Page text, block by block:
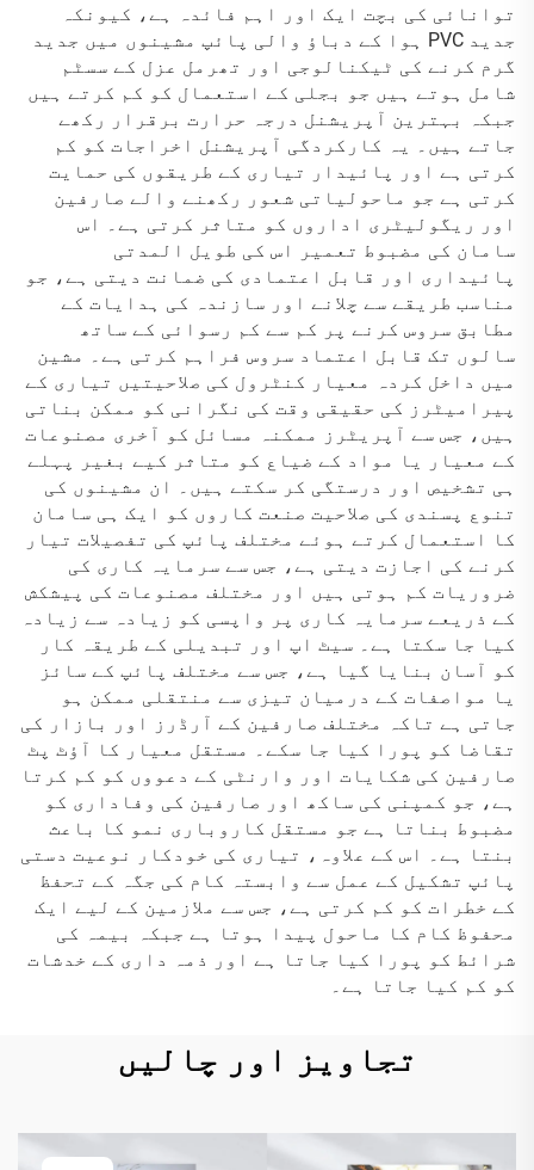
توانائی کی بچت ایک اور اہم فائدہ ہے، کیونکہ
جدید PVC ہوا کے دباؤ والی پائپ مشینوں میں جدید
گرم کرنے کی ٹیکنالوجی اور تھرمل عزل کے سسٹم
شامل ہوتے ہیں جو بجلی کے استعمال کو کم کرتے ہیں
جبکہ بہترین آپریشنل درجہ حرارت برقرار رکھے
جاتے ہیں۔ یہ کارکردگی آپریشنل اخراجات کو کم
کرتی ہے اور پائیدار تیاری کے طریقوں کی حمایت
کرتی ہے جو ماحولیاتی شعور رکھنے والے صارفین
اور ریگولیٹری اداروں کو متاثر کرتی ہے۔ اس
سامان کی مضبوط تعمیر اس کی طویل المدتی
پائیداری اور قابل اعتمادی کی ضمانت دیتی ہے، جو
مناسب طریقے سے چلانے اور سازندہ کی ہدایات کے
مطابق سروس کرنے پر کم سے کم رسوائی کے ساتھ
سالوں تک قابل اعتماد سروس فراہم کرتی ہے۔ مشین
میں داخل کردہ معیار کنٹرول کی صلاحیتیں تیاری کے
پیرامیٹرز کی حقیقی وقت کی نگرانی کو ممکن بناتی
ہیں، جس سے آپریٹرز ممکنہ مسائل کو آخری مصنوعات
کے معیار یا مواد کے ضیاع کو متاثر کیے بغیر پہلے
ہی تشخیص اور درستگی کر سکتے ہیں۔ ان مشینوں کی
تنوع پسندی کی صلاحیت صنعت کاروں کو ایک ہی سامان
کا استعمال کرتے ہوئے مختلف پائپ کی تفصیلات تیار
کرنے کی اجازت دیتی ہے، جس سے سرمایہ کاری کی
ضروریات کم ہوتی ہیں اور مختلف مصنوعات کی پیشکش
کے ذریعے سرمایہ کاری پر واپسی کو زیادہ سے زیادہ
کیا جا سکتا ہے۔ سیٹ اپ اور تبدیلی کے طریقہ کار
کو آسان بنایا گیا ہے، جس سے مختلف پائپ کے سائز
یا مواصفات کے درمیان تیزی سے منتقلی ممکن ہو
جاتی ہے تاکہ مختلف صارفین کے آرڈرز اور بازار کی
تقاضا کو پورا کیا جا سکے۔ مستقل معیار کا آؤٹ پٹ
صارفین کی شکایات اور وارنٹی کے دعووں کو کم کرتا
ہے، جو کمپنی کی ساکھ اور صارفین کی وفاداری کو
مضبوط بناتا ہے جو مستقل کاروباری نمو کا باعث
بنتا ہے۔ اس کے علاوہ، تیاری کی خودکار نوعیت دستی
پائپ تشکیل کے عمل سے وابستہ کام کی جگہ کے تحفظ
کے خطرات کو کم کرتی ہے، جس سے ملازمین کے لیے ایک
محفوظ کام کا ماحول پیدا ہوتا ہے جبکہ بیمہ کی
شرائط کو پورا کیا جاتا ہے اور ذمہ داری کے خدشات
کو کم کیا جاتا ہے۔
تجاویز اور چالیں